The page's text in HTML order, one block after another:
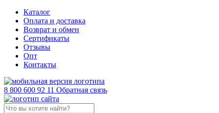
Каталог
Оплата и доставка
Возврат и обмен
Сертификаты
Отзывы
Опт
Контакты
8 800 600 92 11 Обратная связь